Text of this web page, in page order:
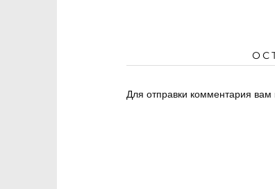
Для отправки комментария